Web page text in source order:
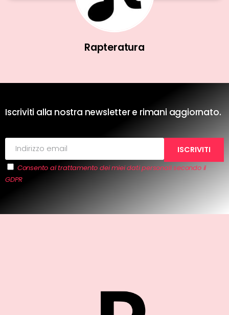
Rapteratura
Iscriviti alla nostra newsletter e rimani aggiornato.
Consento al trattamento dei miei dati personali secondo il
GDPR